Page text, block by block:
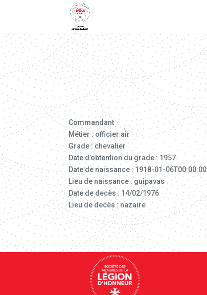
Commandant
Métier : officier air
Grade : chevalier
Date d’obtention du grade : 1957
Date de naissance : 1918-01-06T00:00:00
Lieu de naissance : guipavas
Date de decès : 14/02/1976
Lieu de decès : nazaire